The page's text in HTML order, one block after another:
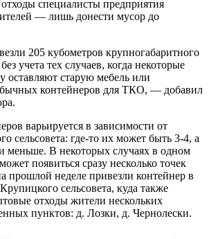
специалисты предприятия
— лишь донести мусор до
205 кубометров крупногабаритного
учета тех случаев, когда некоторые
оставляют старую мебель или
контейнеров для ТКО, — добавил
варьируется в зависимости от
сельсовета: где-то их может быть 3-4, а
меньше. В некоторых случаях в одном
появиться сразу несколько точек
прошлой неделе привезли контейнер в
сельсовета, куда также
отходы жители нескольких
пунктов: д. Лозки, д. Чернолески.